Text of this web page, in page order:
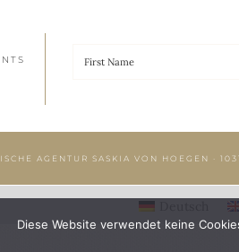
AGENTUR SASKIA VON HOEGEN ·
Diese Website verwendet keine